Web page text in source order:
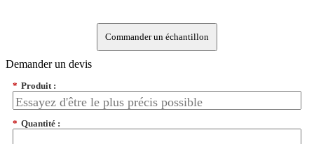
Commander un échantillon
Demander un devis
* Produit :
* Quantité :